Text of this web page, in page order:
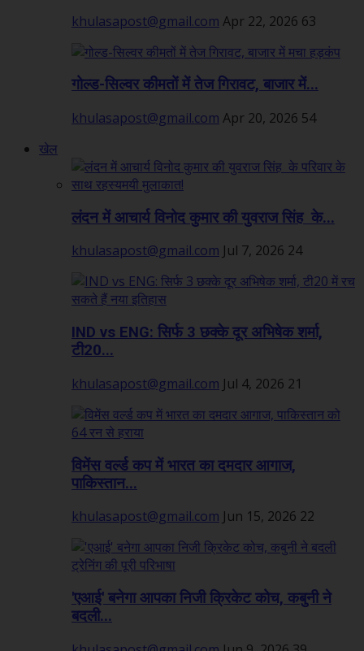
khulasapost@gmail.com Apr 22, 2026 63
गोल्ड-सिल्वर कीमतों में तेज गिरावट, बाजार में...
khulasapost@gmail.com Apr 20, 2026 54
खेल
लंदन में आचार्य विनोद कुमार की युवराज सिंह के...
khulasapost@gmail.com Jul 7, 2026 24
IND vs ENG: सिर्फ 3 छक्के दूर अभिषेक शर्मा,
टी20...
khulasapost@gmail.com Jul 4, 2026 21
विमेंस वर्ल्ड कप में भारत का दमदार आगाज,
पाकिस्तान...
khulasapost@gmail.com Jun 15, 2026 22
'एआई' बनेगा आपका निजी क्रिकेट कोच, कबुनी ने
बदली...